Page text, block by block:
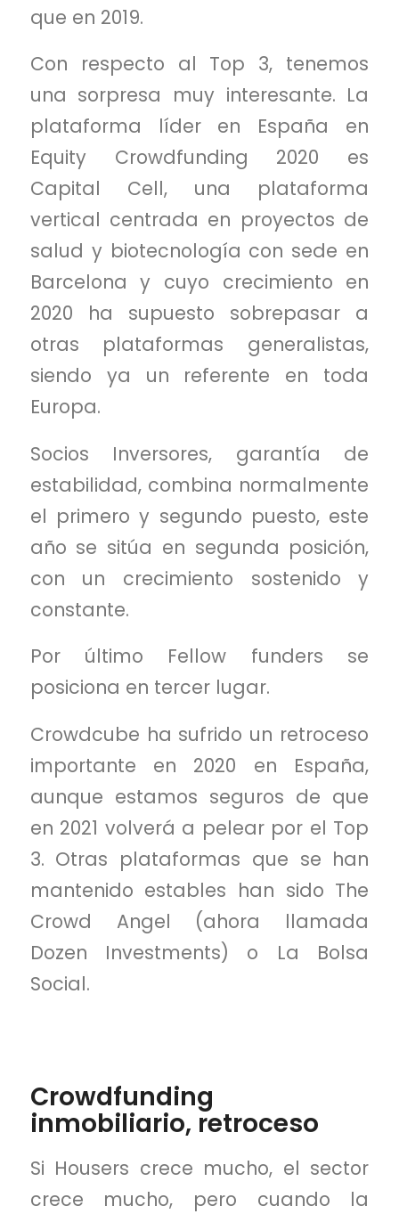
que en 2019.
Con respecto al Top 3, tenemos
una sorpresa muy interesante. La
plataforma líder en España en
Equity Crowdfunding 2020 es
Capital Cell, una plataforma
vertical centrada en proyectos de
salud y biotecnología con sede en
Barcelona y cuyo crecimiento en
2020 ha supuesto sobrepasar a
otras plataformas generalistas,
siendo ya un referente en toda
Europa.
Socios Inversores, garantía de
estabilidad, combina normalmente
el primero y segundo puesto, este
año se sitúa en segunda posición,
con un crecimiento sostenido y
constante.
Por último Fellow funders se
posiciona en tercer lugar.
Crowdcube ha sufrido un retroceso
importante en 2020 en España,
aunque estamos seguros de que
en 2021 volverá a pelear por el Top
3. Otras plataformas que se han
mantenido estables han sido The
Crowd Angel (ahora llamada
Dozen Investments) o La Bolsa
Social.
Crowdfunding
inmobiliario, retroceso
Si Housers crece mucho, el sector
crece mucho, pero cuando la